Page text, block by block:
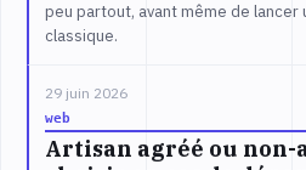
peu partout, avant même de lancer
classique.
29 juin 2026
web
Artisan agréé ou non-